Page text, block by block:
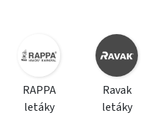
RAPPA
letáky
Ravak
letáky